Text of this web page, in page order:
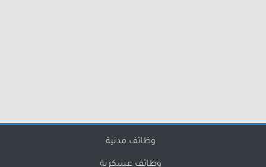
وظائف مدنية
وظائف عسكرية